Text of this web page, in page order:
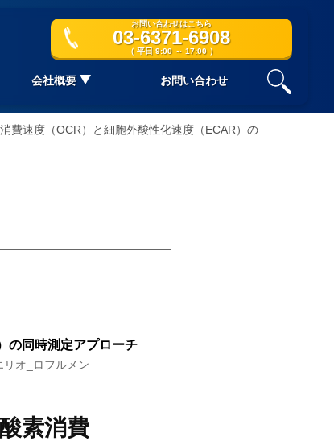
お問い合わせはこちら
03-6371-6908
（ 平日 9:00 ～ 17:00 ）
会社概要 お問い合わせ
費速度（OCR）と細胞外酸性化速度（ECAR）の
の同時測定アプローチ
オ_ロフルメン
素消費